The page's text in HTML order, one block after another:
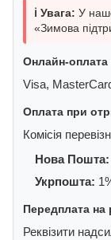
ℹ️ Увага: У
«Зимова
Онлайн-оплата
Visa,
Оплата при
Комісія
Нова Пошта:
Укрпошта:
Передплата
Реквізити